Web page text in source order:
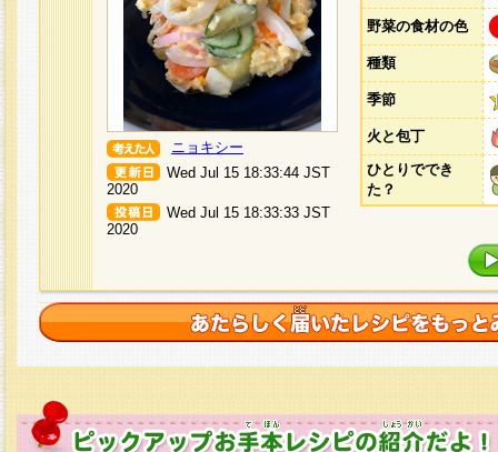
ニョキシー
Wed Jul 15 18:33:44 JST
2020
Wed Jul 15 18:33:33 JST
2020
野菜の食材の色
種類
季節
火と包丁
ひとりででき
た？